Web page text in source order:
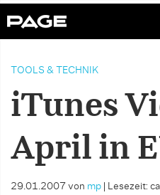
TOOLS & TECHNIK
iTunes
April in
29.01.2007 von mp Lesezeit: